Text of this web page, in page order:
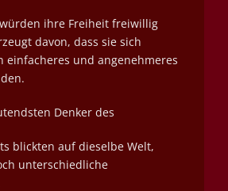
ihre Freiheit freiwillig
davon, dass sie sich
einfacheres und angenehmeres
Denker des
blickten auf dieselbe Welt,
unterschiedliche